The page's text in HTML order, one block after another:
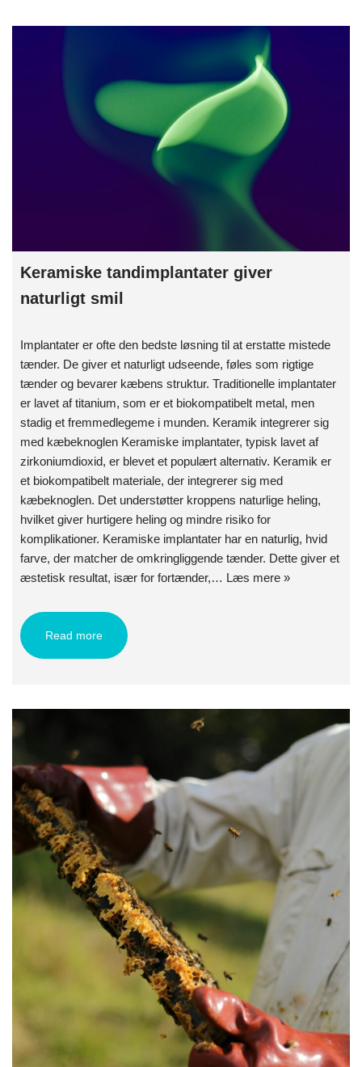
Keramiske tandimplantater giver
naturligt smil
Implantater er ofte den bedste løsning til at erstatte mistede
tænder. De giver et naturligt udseende, føles som rigtige
tænder og bevarer kæbens struktur. Traditionelle implantater
er lavet af titanium, som er et biokompatibelt metal, men
stadig et fremmedlegeme i munden. Keramik integrerer sig
med kæbeknoglen Keramiske implantater, typisk lavet af
zirkoniumdioxid, er blevet et populært alternativ. Keramik er
et biokompatibelt materiale, der integrerer sig med
kæbeknoglen. Det understøtter kroppens naturlige heling,
hvilket giver hurtigere heling og mindre risiko for
komplikationer. Keramiske implantater har en naturlig, hvid
farve, der matcher de omkringliggende tænder. Dette giver et
æstetisk resultat, især for fortænder,… Læs mere »
Read more